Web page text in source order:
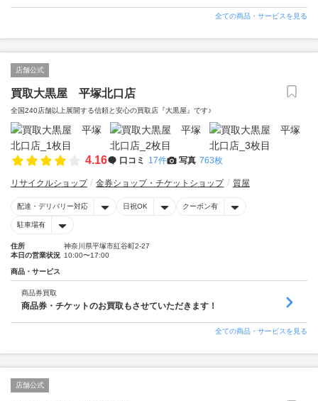
全ての商品・サービスを見る
店舗公式
買取大黒屋 平塚北口店
全国240店舗以上展開する信頼と安心の買取店『大黒屋』です♪
4.16 口コミ 17件 写真 763枚
リサイクルショップ 金券ショップ・チケットショップ 質屋
配達・デリバリー対応 日祝OK クーポン有
駐車場有
住所
神奈川県平塚市紅谷町2-27
本日の営業状況 10:00〜17:00
商品・サービス
商品券買取
商品券・チケットのお買取もさせていただきます！
全ての商品・サービスを見る
店舗公式